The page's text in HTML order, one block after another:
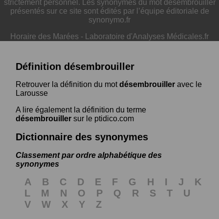
strictement personnel. Les synonymes du mot désembrouiller
présentés sur ce site sont édités par l’équipe éditoriale de
synonymo.fr
Horaire des Marées - Laboratoire d'Analyses Médicales.fr
Définition désembrouiller
Retrouver la définition du motdésembrouiller avec le
Larousse
A lire également la définition du terme
désembrouiller sur le ptidico.com
Dictionnaire des synonymes
Classement par ordre alphabétique des
synonymes
A B C D E F G H I J
K
L
M N O P Q R S T
U
V
W X Y
Z